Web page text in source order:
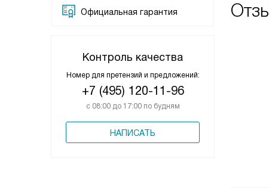
Официальная гарантия
Контроль качества
Номер для претензий и предложений:
+7 (495) 120-11-96
с 08:00 до 17:00 по будням
НАПИСАТЬ